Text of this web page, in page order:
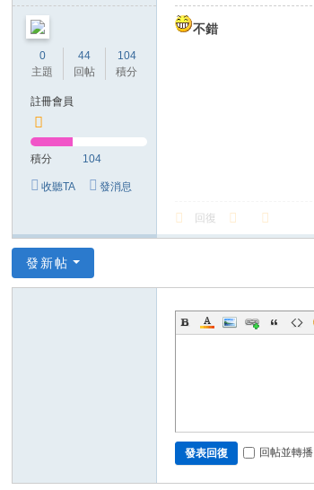
0
主題
44
回帖
104
積分
註冊會員
積分 104
收聽TA 發消息
不錯
回復
發新帖
發表回復 回帖並轉播